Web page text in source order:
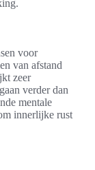
voor
van afstand
zeer
verder dan
mentale
innerlijke rust